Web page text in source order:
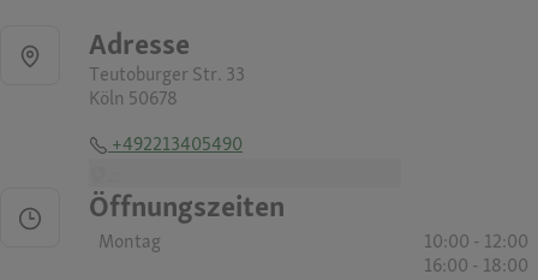
Adresse
Teutoburger Str. 33
Köln 50678
+492213405490
Öffnungszeiten
Montag
10:00 - 12:00
16:00 - 18:00